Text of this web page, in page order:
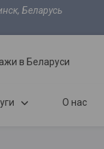
Беларусь
в Беларуси
О нас